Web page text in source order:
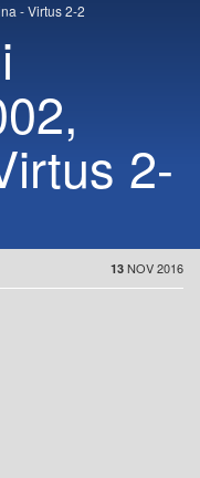
- Virtus 2-2
2-
13 NOV 2016